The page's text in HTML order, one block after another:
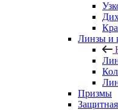
Линзы и
Призмы